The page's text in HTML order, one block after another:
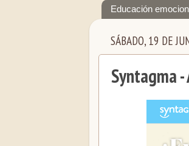
Educación
SÁBADO, 19 DE
Syntagma